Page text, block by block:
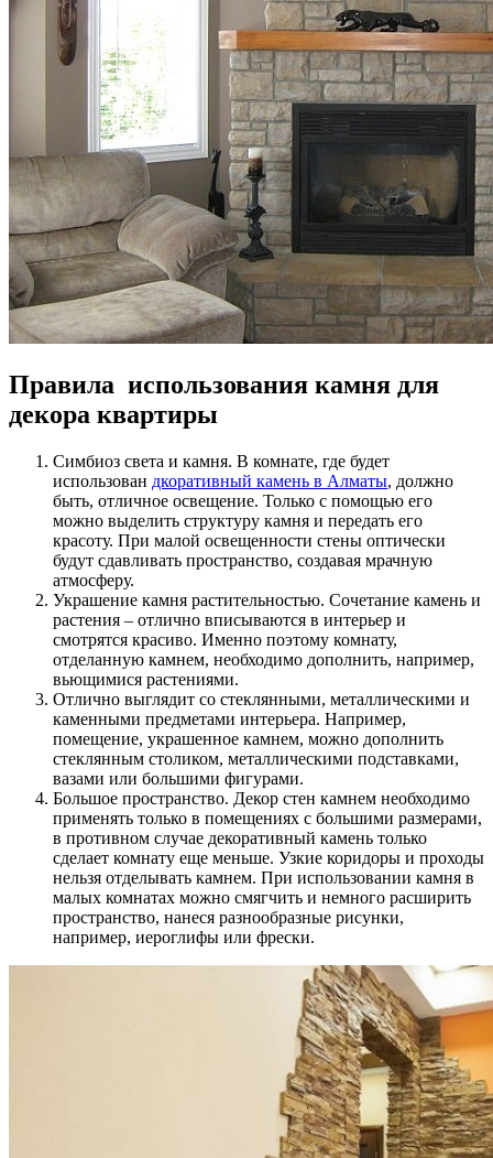
Правила использования камня для
декора квартиры
Симбиоз света и камня. В комнате, где будет
использован дкоративный камень в Алматы, должно
быть, отличное освещение. Только с помощью его
можно выделить структуру камня и передать его
красоту. При малой освещенности стены оптически
будут сдавливать пространство, создавая мрачную
атмосферу.
Украшение камня растительностью. Сочетание камень и
растения – отлично вписываются в интерьер и
смотрятся красиво. Именно поэтому комнату,
отделанную камнем, необходимо дополнить, например,
вьющимися растениями.
Отлично выглядит со стеклянными, металлическими и
каменными предметами интерьера. Например,
помещение, украшенное камнем, можно дополнить
стеклянным столиком, металлическими подставками,
вазами или большими фигурами.
Большое пространство. Декор стен камнем необходимо
применять только в помещениях с большими размерами,
в противном случае декоративный камень только
сделает комнату еще меньше. Узкие коридоры и проходы
нельзя отделывать камнем. При использовании камня в
малых комнатах можно смягчить и немного расширить
пространство, нанеся разнообразные рисунки,
например, иероглифы или фрески.